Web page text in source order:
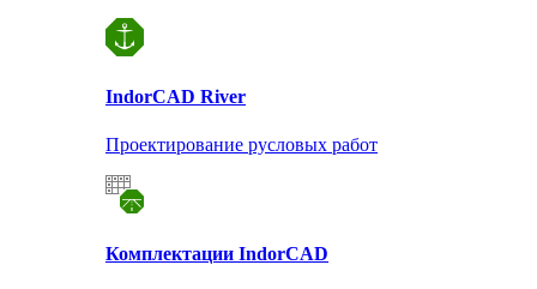
IndorCAD River
Проектирование русловых работ
Комплектации IndorCAD